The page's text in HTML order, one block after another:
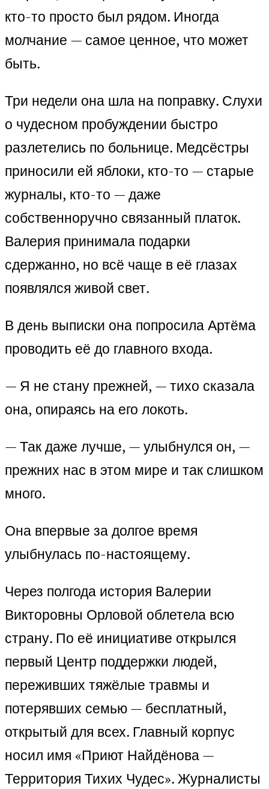
кто-то просто был рядом. Иногда
молчание — самое ценное, что может
быть.
Три недели она шла на поправку. Слухи
о чудесном пробуждении быстро
разлетелись по больнице. Медсёстры
приносили ей яблоки, кто-то — старые
журналы, кто-то — даже
собственноручно связанный платок.
Валерия принимала подарки
сдержанно, но всё чаще в её глазах
появлялся живой свет.
В день выписки она попросила Артёма
проводить её до главного входа.
— Я не стану прежней, — тихо сказала
она, опираясь на его локоть.
— Так даже лучше, — улыбнулся он, —
прежних нас в этом мире и так слишком
много.
Она впервые за долгое время
улыбнулась по-настоящему.
Через полгода история Валерии
Викторовны Орловой облетела всю
страну. По её инициативе открылся
первый Центр поддержки людей,
переживших тяжёлые травмы и
потерявших семью — бесплатный,
открытый для всех. Главный корпус
носил имя «Приют Найдёнова —
Территория Тихих Чудес». Журналисты